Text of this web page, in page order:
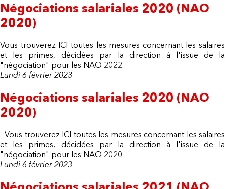
Négociations salariales 2020 (NAO
2020)
Vous trouverez ICI toutes les mesures concernant les salaires
et les primes, décidées par la direction à l'issue de la
"négociation" pour les NAO 2022.
Lundi 6 février 2023
Négociations salariales 2020 (NAO
2020)
Vous trouverez ICI toutes les mesures concernant les salaires
et les primes, décidées par la direction à l'issue de la
"négociation" pour les NAO 2020.
Lundi 6 février 2023